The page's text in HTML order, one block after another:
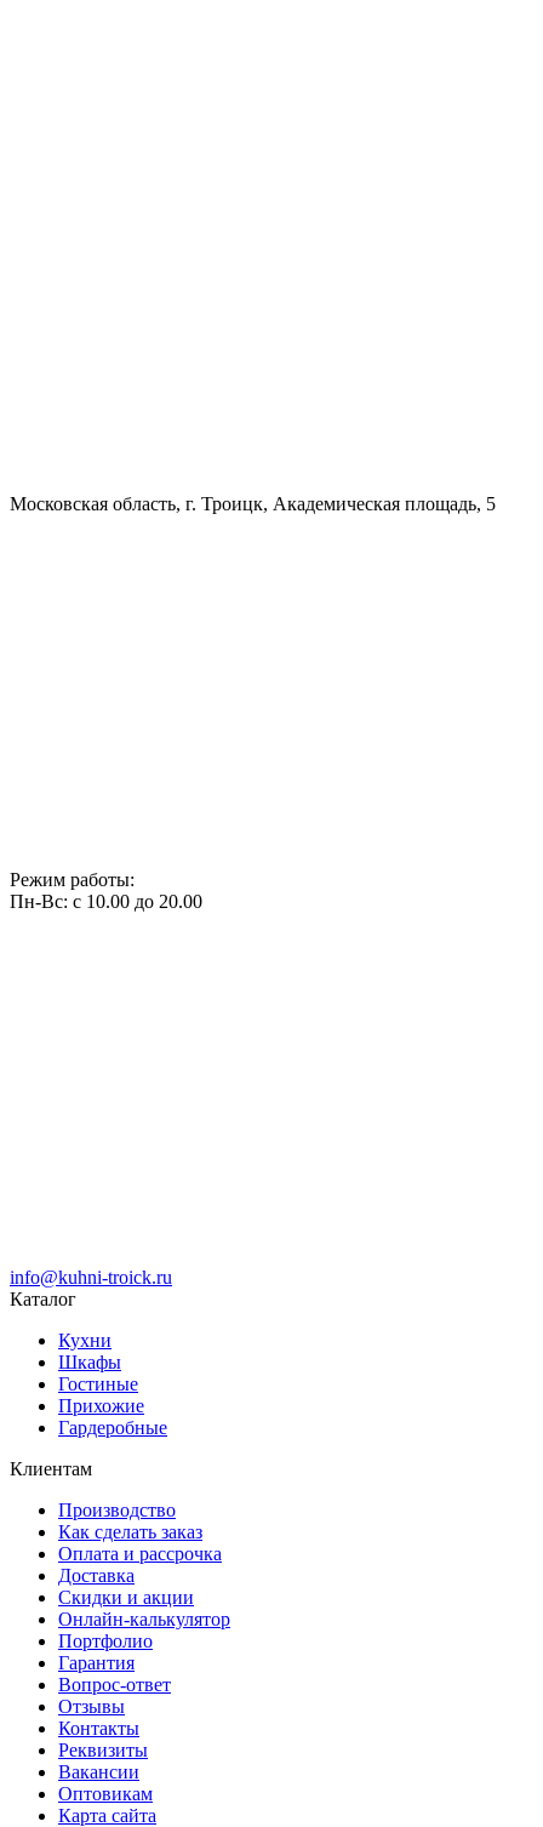
Московская область, г. Троицк, Академическая площадь, 5
Режим работы:
Пн-Вс: с 10.00 до 20.00
info@kuhni-troick.ru
Каталог
Кухни
Шкафы
Гостиные
Прихожие
Гардеробные
Клиентам
Производство
Как сделать заказ
Оплата и рассрочка
Доставка
Скидки и акции
Онлайн-калькулятор
Портфолио
Гарантия
Вопрос-ответ
Отзывы
Контакты
Реквизиты
Вакансии
Оптовикам
Карта сайта